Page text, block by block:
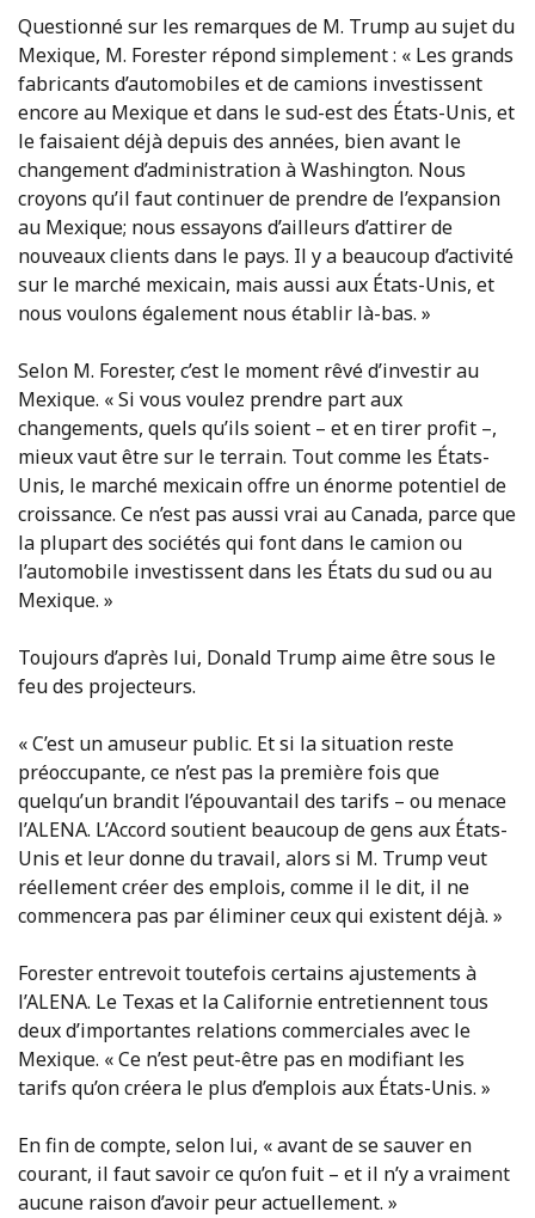
Questionné sur les remarques de M. Trump au sujet du
Mexique, M. Forester répond simplement : « Les grands
fabricants d’automobiles et de camions investissent
encore au Mexique et dans le sud-est des États-Unis, et
le faisaient déjà depuis des années, bien avant le
changement d’administration à Washington. Nous
croyons qu’il faut continuer de prendre de l’expansion
au Mexique; nous essayons d’ailleurs d’attirer de
nouveaux clients dans le pays. Il y a beaucoup d’activité
sur le marché mexicain, mais aussi aux États-Unis, et
nous voulons également nous établir là-bas. »
Selon M. Forester, c’est le moment rêvé d’investir au
Mexique. « Si vous voulez prendre part aux
changements, quels qu’ils soient – et en tirer profit –,
mieux vaut être sur le terrain. Tout comme les États-
Unis, le marché mexicain offre un énorme potentiel de
croissance. Ce n’est pas aussi vrai au Canada, parce que
la plupart des sociétés qui font dans le camion ou
l’automobile investissent dans les États du sud ou au
Mexique. »
Toujours d’après lui, Donald Trump aime être sous le
feu des projecteurs.
« C’est un amuseur public. Et si la situation reste
préoccupante, ce n’est pas la première fois que
quelqu’un brandit l’épouvantail des tarifs – ou menace
l’ALENA. L’Accord soutient beaucoup de gens aux États-
Unis et leur donne du travail, alors si M. Trump veut
réellement créer des emplois, comme il le dit, il ne
commencera pas par éliminer ceux qui existent déjà. »
Forester entrevoit toutefois certains ajustements à
l’ALENA. Le Texas et la Californie entretiennent tous
deux d’importantes relations commerciales avec le
Mexique. « Ce n’est peut-être pas en modifiant les
tarifs qu’on créera le plus d’emplois aux États-Unis. »
En fin de compte, selon lui, « avant de se sauver en
courant, il faut savoir ce qu’on fuit – et il n’y a vraiment
aucune raison d’avoir peur actuellement. »